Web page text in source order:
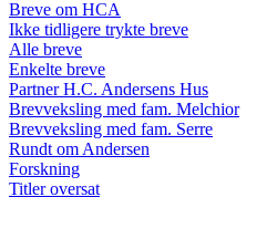
Breve om HCA
Ikke tidligere trykte breve
Alle breve
Enkelte breve
Partner H.C. Andersens Hus
Brevveksling med fam. Melchior
Brevveksling med fam. Serre
Rundt om Andersen
Forskning
Titler oversat